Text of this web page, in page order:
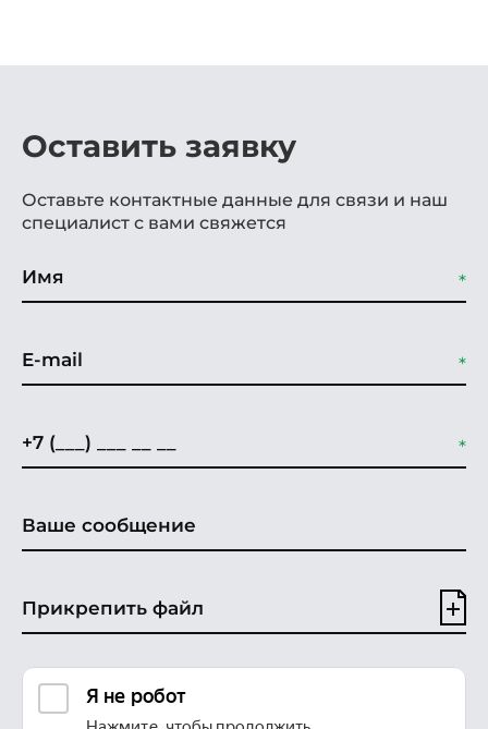
Оставить заявку
Оставьте контактные данные для связи и наш
специалист с вами свяжется
Прикрепить файл